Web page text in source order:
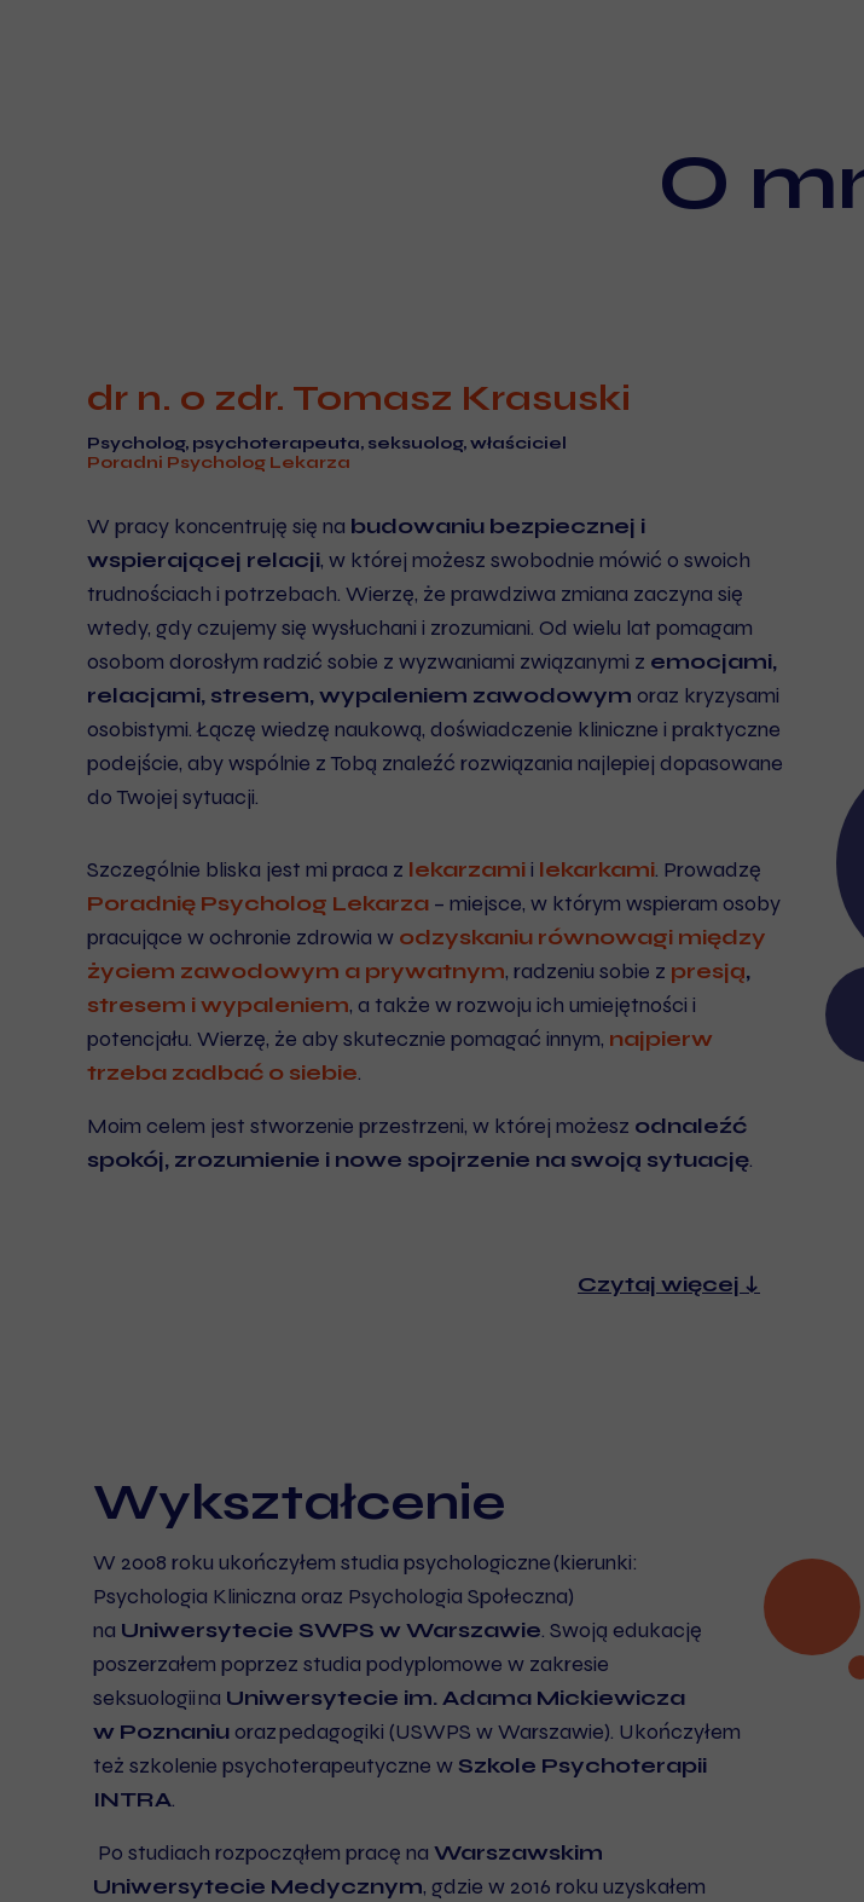
O
Czytaj więcej ↓
dr n. o zdr. Tomasz Krasuski
Psycholog, psychoterapeuta, seksuolog, właściciel
Poradni Psycholog Lekarza
W pracy koncentruję się na budowaniu bezpiecznej i
wspierającej relacji, w której możesz swobodnie mówić o swoich
trudnościach i potrzebach. Wierzę, że prawdziwa zmiana zaczyna się
wtedy, gdy czujemy się wysłuchani i zrozumiani. Od wielu lat pomagam
osobom dorosłym radzić sobie z wyzwaniami związanymi z emocjami,
relacjami, stresem, wypaleniem zawodowym oraz kryzysami
osobistymi. Łączę wiedzę naukową, doświadczenie kliniczne i praktyczne
podejście, aby wspólnie z Tobą znaleźć rozwiązania najlepiej dopasowane
do Twojej sytuacji.
Szczególnie bliska jest mi praca z lekarzamii lekarkami. Prowadzę
Poradnię Psycholog Lekarza – miejsce, w którym wspieram osoby
pracujące w ochronie zdrowia w odzyskaniu równowagi między
życiem zawodowym a prywatnym, radzeniu sobie z presją,
stresem i wypaleniem, a także w rozwoju ich umiejętności i
potencjału. Wierzę, że aby skutecznie pomagać innym, najpierw
trzeba zadbać o siebie.
Moim celem jest stworzenie przestrzeni, w której możesz odnaleźć
spokój, zrozumienie i nowe spojrzenie na swoją sytuację.
Wykształcenie
W 2008 roku ukończyłem studia psychologiczne (kierunki:
Psychologia Kliniczna oraz Psychologia Społeczna)
na Uniwersytecie SWPS w Warszawie. Swoją edukację
poszerzałem poprzez studia podyplomowe w zakresie
seksuologii na Uniwersytecie im. Adama Mickiewicza
w Poznaniuoraz pedagogiki (USWPS w Warszawie). Ukończyłem
też szkolenie psychoterapeutyczne w Szkole Psychoterapii
INTRA.
Po studiach rozpocząłem pracę na Warszawskim
Uniwersytecie Medycznym, gdzie w 2016 roku uzyskałem